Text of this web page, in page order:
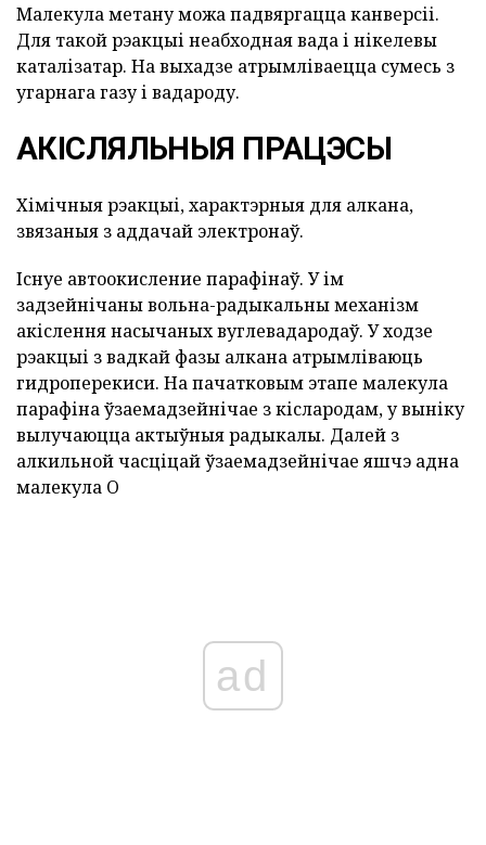
Малекула метану можа падвяргацца канверсіі.
Для такой рэакцыі неабходная вада і нікелевы
каталізатар. На выхадзе атрымліваецца сумесь з
угарнага газу і вадароду.
АКІСЛЯЛЬНЫЯ ПРАЦЭСЫ
Хімічныя рэакцыі, характэрныя для алкана,
звязаныя з аддачай электронаў.
Існуе автоокисление парафінаў. У ім
задзейнічаны вольна-радыкальны механізм
акіслення насычаных вуглевадародаў. У ходзе
рэакцыі з вадкай фазы алкана атрымліваюць
гидроперекиси. На пачатковым этапе малекула
парафіна ўзаемадзейнічае з кіслародам, у выніку
вылучаюцца актыўныя радыкалы. Далей з
алкильной часціцай ўзаемадзейнічае яшчэ адна
малекула O
ad